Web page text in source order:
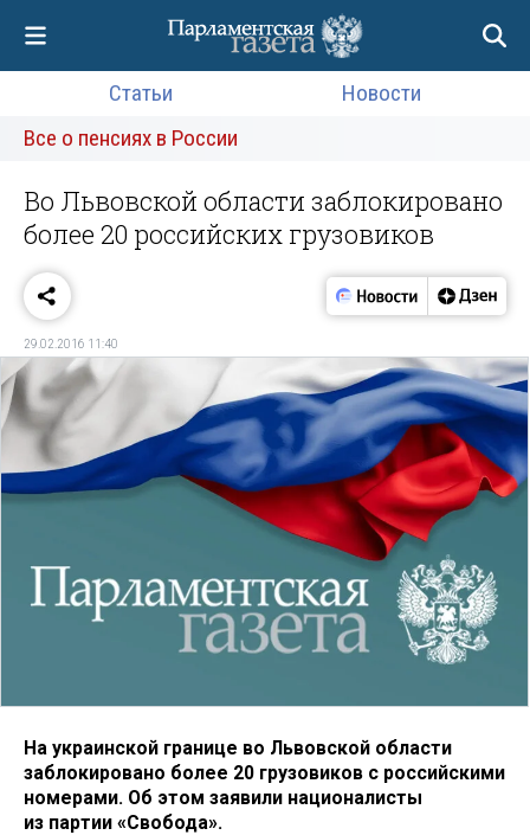
Статьи
Новости
Все о пенсиях в России
Во Львовской области заблокировано
более 20 российских грузовиков
29.02.2016 11:40
На украинской границе во Львовской области
заблокировано более 20 грузовиков с российскими
номерами. Об этом заявили националисты
из партии «Свобода».